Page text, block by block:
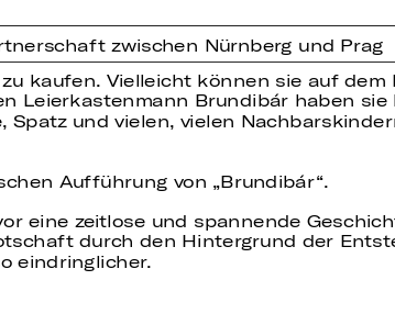
zwischen Nürnberg und Prag
kaufen. Vielleicht können sie auf
Leierkastenmann Brundibár haben
und vielen, vielen
Aufführung von „Brundibár“.
eine zeitlose und spannende
durch den Hintergrund der
eindringlicher.